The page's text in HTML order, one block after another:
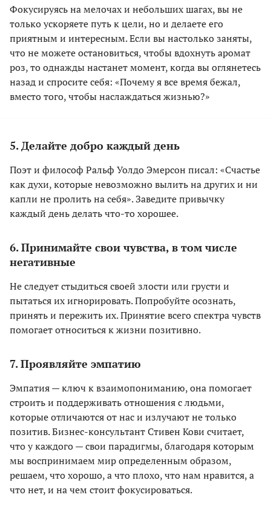
Фокусируясь на мелочах и небольших шагах, вы не
только ускоряете путь к цели, но и делаете его
приятным и интересным. Если вы настолько заняты,
что не можете остановиться, чтобы вдохнуть аромат
роз, то однажды настанет момент, когда вы оглянетесь
назад и спросите себя: «Почему я все время бежал,
вместо того, чтобы наслаждаться жизнью?»
5. Делайте добро каждый день
Поэт и философ Ральф Уолдо Эмерсон писал: «Счастье
как духи, которые невозможно вылить на других и ни
капли не пролить на себя». Заведите привычку
каждый день делать что-то хорошее.
6. Принимайте свои чувства, в том числе
негативные
Не следует стыдиться своей злости или грусти и
пытаться их игнорировать. Попробуйте осознать,
принять и пережить их. Принятие всего спектра чувств
помогает относиться к жизни позитивно.
7. Проявляйте эмпатию
Эмпатия — ключ к взаимопониманию, она помогает
строить и поддерживать отношения с людьми,
которые отличаются от нас и излучают не только
позитив. Бизнес-консультант Стивен Кови считает,
что у каждого — свои парадигмы, благодаря которым
мы воспринимаем мир определенным образом,
решаем, что хорошо, а что плохо, что нам нравится, а
что нет, и на чем стоит фокусироваться.